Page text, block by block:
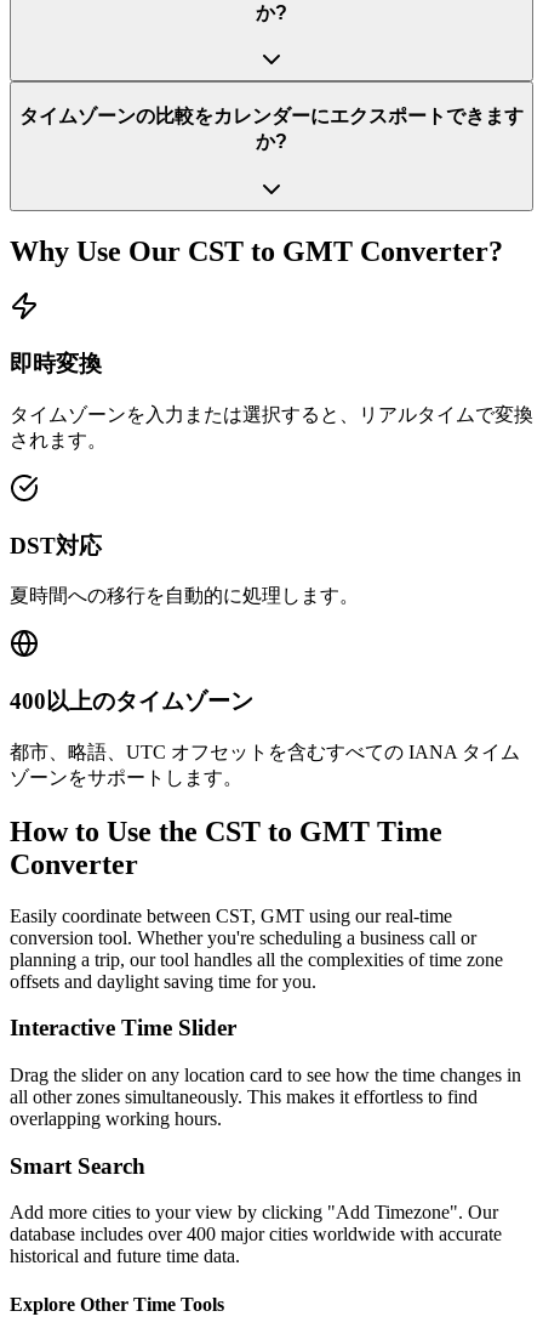
か?
タイムゾーンの比較をカレンダーにエクスポートできます
か?
Why Use Our CST to GMT Converter?
即時変換
タイムゾーンを入力または選択すると、リアルタイムで変換
されます。
DST対応
夏時間への移行を自動的に処理します。
400以上のタイムゾーン
都市、略語、UTC オフセットを含むすべての IANA タイム
ゾーンをサポートします。
How to Use the CST to GMT Time
Converter
Easily coordinate between CST, GMT using our real-time
conversion tool. Whether you're scheduling a business call or
planning a trip, our tool handles all the complexities of time zone
offsets and daylight saving time for you.
Interactive Time Slider
Drag the slider on any location card to see how the time changes in
all other zones simultaneously. This makes it effortless to find
overlapping working hours.
Smart Search
Add more cities to your view by clicking "Add Timezone". Our
database includes over 400 major cities worldwide with accurate
historical and future time data.
Explore Other Time Tools